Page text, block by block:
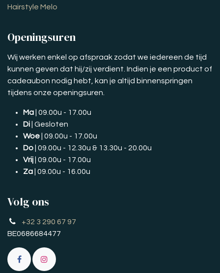
Hairstyle Melo
Openingsuren
Wij werken enkel op afspraak zodat we iedereen de tijd
kunnen geven dat hij/zij verdient. Indien je een product of
cadeaubon nodig hebt, kan je altijd binnenspringen
tijdens onze openingsuren.
Ma | 09.00u - 17.00u
Di | Gesloten
Woe | 09.00u - 17.00u
Do | 09.00u - 12.30u & 13.30u - 20.00u
Vrij | 09.00u - 17.00u
Za | 09.00u - 16.00u
Volg ons
+32 3 290 67 97
BE0686684477